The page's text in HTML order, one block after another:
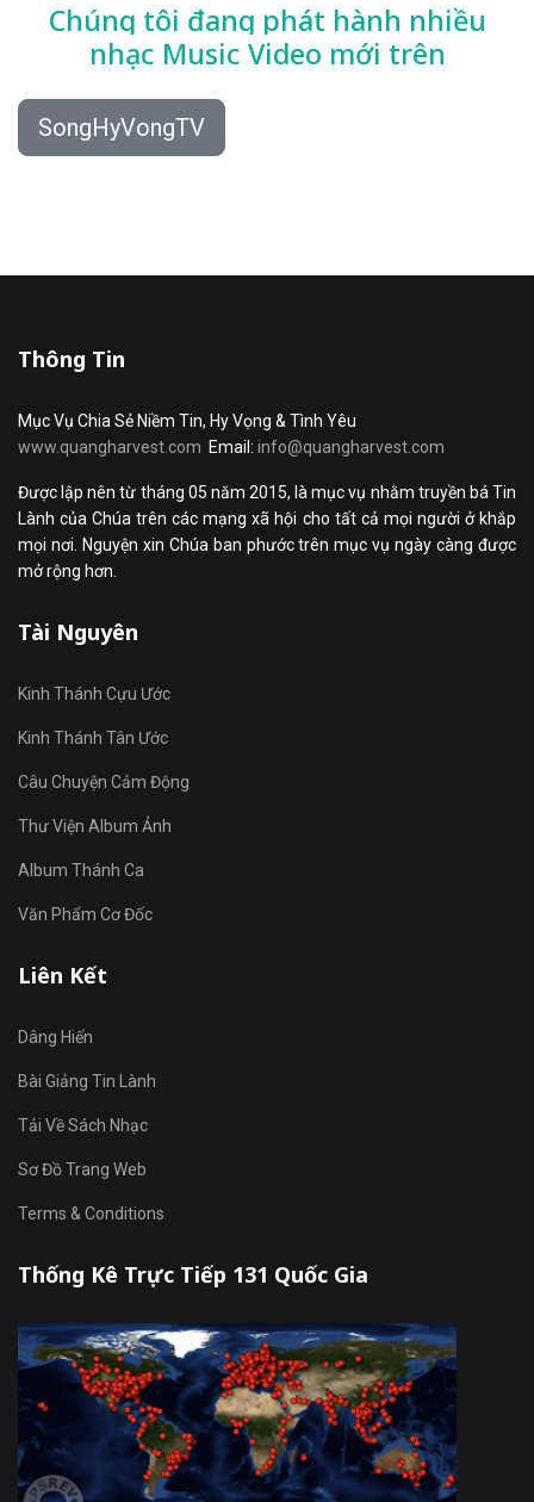
Chúng tôi đang phát hành nhiều
nhạc Music Video mới trên
SongHyVongTV
Thông Tin
Mục Vụ Chia Sẻ Niềm Tin, Hy Vọng & Tình Yêu
www.quangharvest.com Email: info@quangharvest.com
Được lập nên từ tháng 05 năm 2015, là mục vụ nhằm truyền bá Tin
Lành của Chúa trên các mạng xã hội cho tất cả mọi người ở khắp
mọi nơi. Nguyện xin Chúa ban phước trên mục vụ ngày càng được
mở rộng hơn.
Tài Nguyên
Kinh Thánh Cựu Ước
Kinh Thánh Tân Ước
Câu Chuyện Cảm Động
Thư Viện Album Ảnh
Album Thánh Ca
Văn Phẩm Cơ Đốc
Liên Kết
Dâng Hiến
Bài Giảng Tin Lành
Tải Về Sách Nhạc
Sơ Đồ Trang Web
Terms & Conditions
Thống Kê Trực Tiếp 131 Quốc Gia